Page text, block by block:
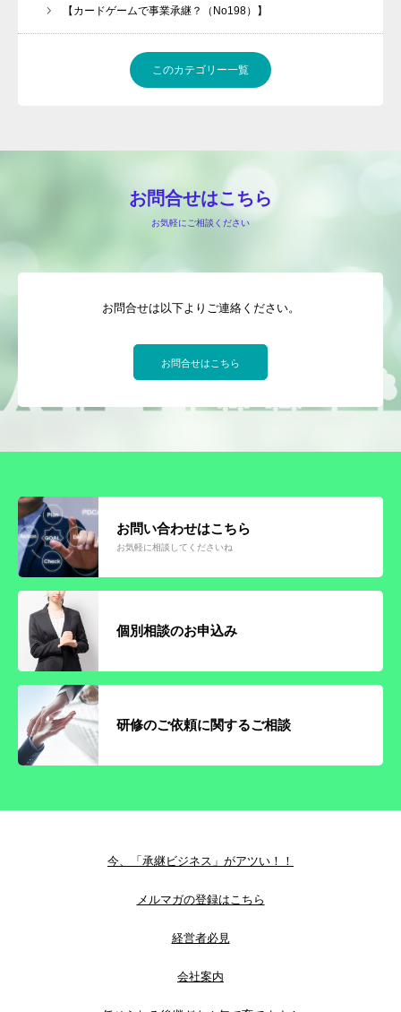
【カードゲームで事業承継？（No198）】
このカテゴリー一覧
お問合せはこちら
お気軽にご相談ください
お問合せは以下よりご連絡ください。
お問合せはこちら
お問い合わせはこちら
お気軽に相談してくださいね
個別相談のお申込み
研修のご依頼に関するご相談
今、「承継ビジネス」がアツい！！
メルマガの登録はこちら
経営者必見
会社案内